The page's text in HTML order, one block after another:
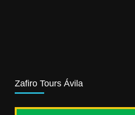
Zafiro Tours Ávila